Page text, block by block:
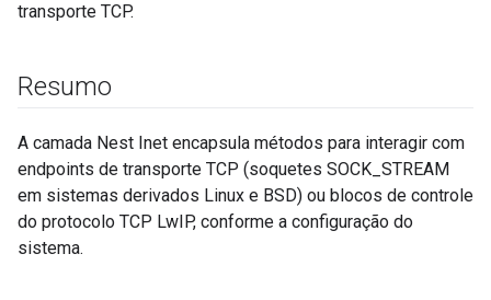
transporte TCP.
Resumo
A camada Nest Inet encapsula métodos para interagir com
endpoints de transporte TCP (soquetes SOCK_STREAM
em sistemas derivados Linux e BSD) ou blocos de controle
do protocolo TCP LwIP, conforme a configuração do
sistema.